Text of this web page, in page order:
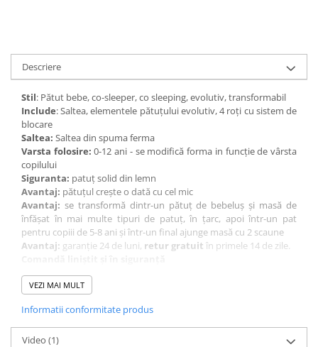
Descriere
Stil: Pătut bebe, co-sleeper, co sleeping, evolutiv, transformabil
Include: Saltea, elementele pătuțului evolutiv, 4 roți cu sistem de
blocare
Saltea: Saltea din spuma ferma
Varsta folosire: 0-12 ani - se modifică forma in funcție de vârsta
copilului
Siguranta: patuț solid din lemn
Avantaj: pătuțul crește o dată cu cel mic
Avantaj: se transformă dintr-un pătuț de bebeluș și masă de
înfășat în mai multe tipuri de patuț, în țarc, apoi într-un pat
pentru copiii de 5-8 ani și într-un final ajunge masă cu 2 scaune
Avantaj: garanție 24 de luni, retur gratuit în primele 14 de zile.
lemn masiv, care se transformă dintr-un pătuț de bebeluș și masă
de înfășat, în mai multe tipuri de patuț, într-un țarc, apoi într-un
pat pentru copiii de 5-8 ani și într-un final ajunge masă cu 2
VEZI MAI MULT
Informatii conformitate produs
Video (1)